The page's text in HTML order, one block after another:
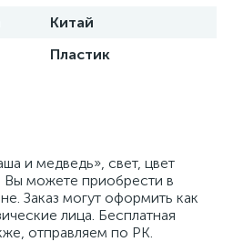
Китай
Пластик
и медведь», свет, цвет
можете приобрести в
Заказ могут оформить как
лица. Бесплатная
отправляем по РК.